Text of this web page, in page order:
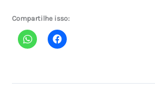
Compartilhe isso: